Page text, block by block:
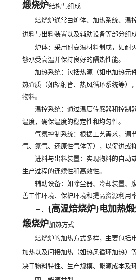
煅烧炉结构与组成
焙烧炉通常由炉体、加热系统、温
进料与出料装置以及辅助设备等部分组成
炉体：采用耐高温材料制成，如耐
够承受高温并保持良好的隔热性能。
加热系统：包括热源（如电加热元
热介质（如辐射管、热风循环系统等）
物料。
温控系统：通过温度传感器和控制
温度，确保温度的稳定性和均匀性。
气氛控制系统：根据工艺需求，调
气、氮气、还原性气体等），以促进或
进料与出料装置 ：实现物料的自动
生产过程的连续性和高效性。
辅助设备：如除尘器、冷却装置、
善工作环境、保护环境和提高资源利用率
三、 {高温焙烧炉}电加热
煅烧炉加热方式
焙烧炉的加热方式多样，主要包括
加热以及间接加热（如热风循环加热）
决于物料特性、生产规模、能源成本及